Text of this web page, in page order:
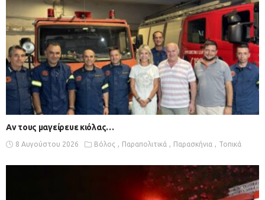
Αν τους μαγείρευε κιόλας…
8 Αυγούστου 2026 Βόλος Παραπολιτικά Παρασκήνια Τοπικά